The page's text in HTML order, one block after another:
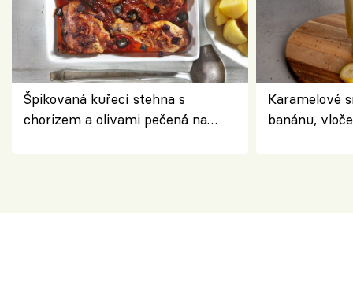
Špikovaná kuřecí stehna s
chorizem a olivami pečená na
Karamelové
banánu,